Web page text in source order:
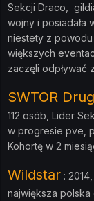
Sekcji Draco,
wojny i posiadała
niestety z
większych
zaczęli odpływać
SWTOR
112 osób, Lider
w progresie pve,
Kohortę w 2
Wildstar :
największa